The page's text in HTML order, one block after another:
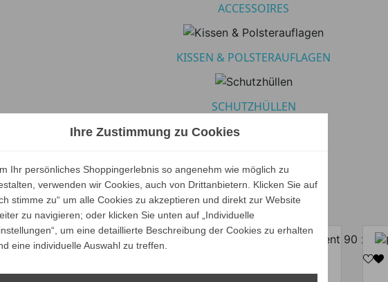
ACCESSOIRES
KISSEN & POLSTERAUFLAGEN
SCHUTZHÜLLEN
Ihre Zustimmung zu Cookies
Ihr persönliches Shoppingerlebnis so angenehm wie möglich zu
verwenden wir Cookies, auch von Drittanbietern. Klicken Sie auf
stimme zu“ um alle Cookies zu akzeptieren und direkt zur Website
zu navigieren; oder klicken Sie unten auf „Individuelle
um eine detaillierte Beschreibung der Cookies zu erhalten
eine individuelle Auswahl zu treffen.